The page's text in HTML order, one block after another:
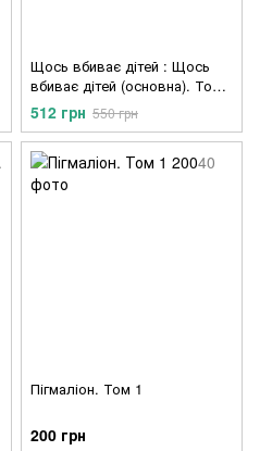
Щось вбиває дітей : Щось
вбиває дітей (основна). Том
1
512 грн 550 грн
Пігмаліон. Том 1
200 грн